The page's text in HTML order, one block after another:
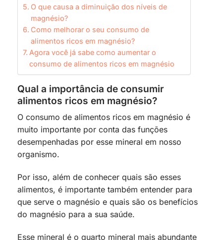
O que causa a diminuição dos níveis de
magnésio?
Como melhorar o seu consumo de
alimentos ricos em magnésio?
Agora você já sabe como aumentar o
consumo de alimentos ricos em magnésio
Qual a importância de consumir
alimentos ricos em magnésio?
O consumo de alimentos ricos em magnésio é
muito importante por conta das funções
desempenhadas por esse mineral em nosso
organismo.
Por isso, além de conhecer quais são esses
alimentos, é importante também entender para
que serve o magnésio e quais são os benefícios
do magnésio para a sua saúde.
Esse mineral é o quarto mineral mais abundante